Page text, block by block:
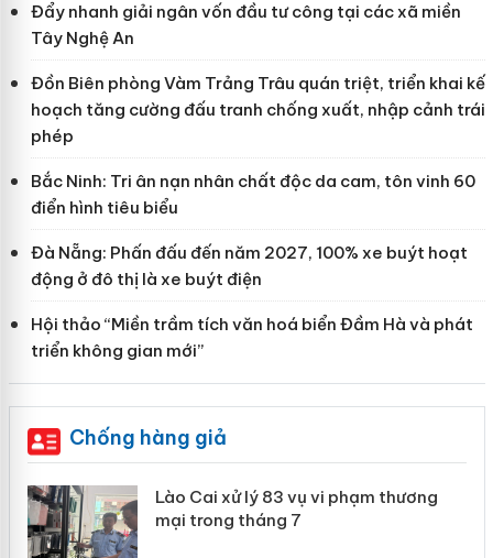
Đẩy nhanh giải ngân vốn đầu tư công tại các xã miền
Tây Nghệ An
Đồn Biên phòng Vàm Trảng Trâu quán triệt, triển khai kế
hoạch tăng cường đấu tranh chống xuất, nhập cảnh trái
phép
Bắc Ninh: Tri ân nạn nhân chất độc da cam, tôn vinh 60
điển hình tiêu biểu
Đà Nẵng: Phấn đấu đến năm 2027, 100% xe buýt hoạt
động ở đô thị là xe buýt điện
Hội thảo “Miền trầm tích văn hoá biển Đầm Hà và phát
triển không gian mới”
Chống hàng giả
Lào Cai xử lý 83 vụ vi phạm thương
mại trong tháng 7